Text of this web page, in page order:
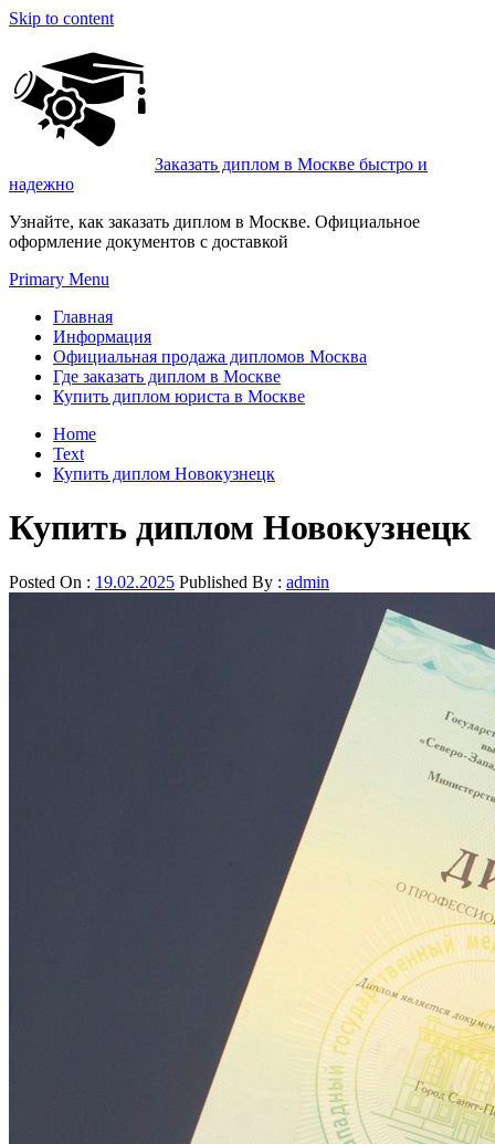
Skip to content
Заказать диплом в Москве быстро и
надежно
Узнайте, как заказать диплом в Москве. Официальное
оформление документов с доставкой
Primary Menu
Главная
Информация
Официальная продажа дипломов Москва
Где заказать диплом в Москве
Купить диплом юриста в Москве
Home
Text
Купить диплом Новокузнецк
Купить диплом Новокузнецк
Posted On : 19.02.2025 Published By : admin